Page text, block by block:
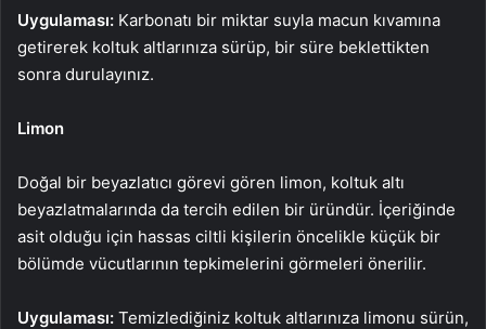
Uygulaması: Karbonatı bir miktar suyla macun kıvamına
getirerek koltuk altlarınıza sürüp, bir süre beklettikten
sonra durulayınız.
Limon
Doğal bir beyazlatıcı görevi gören limon, koltuk altı
beyazlatmalarında da tercih edilen bir üründür. İçeriğinde
asit olduğu için hassas ciltli kişilerin öncelikle küçük bir
bölümde vücutlarının tepkimelerini görmeleri önerilir.
Uygulaması: Temizlediğiniz koltuk altlarınıza limonu sürün,